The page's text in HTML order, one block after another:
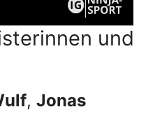
und
, Jonas